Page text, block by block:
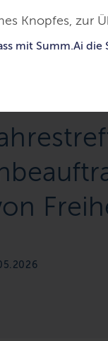
Knopfes, zur
mit Summ.Ai
Der Ministerpräsident